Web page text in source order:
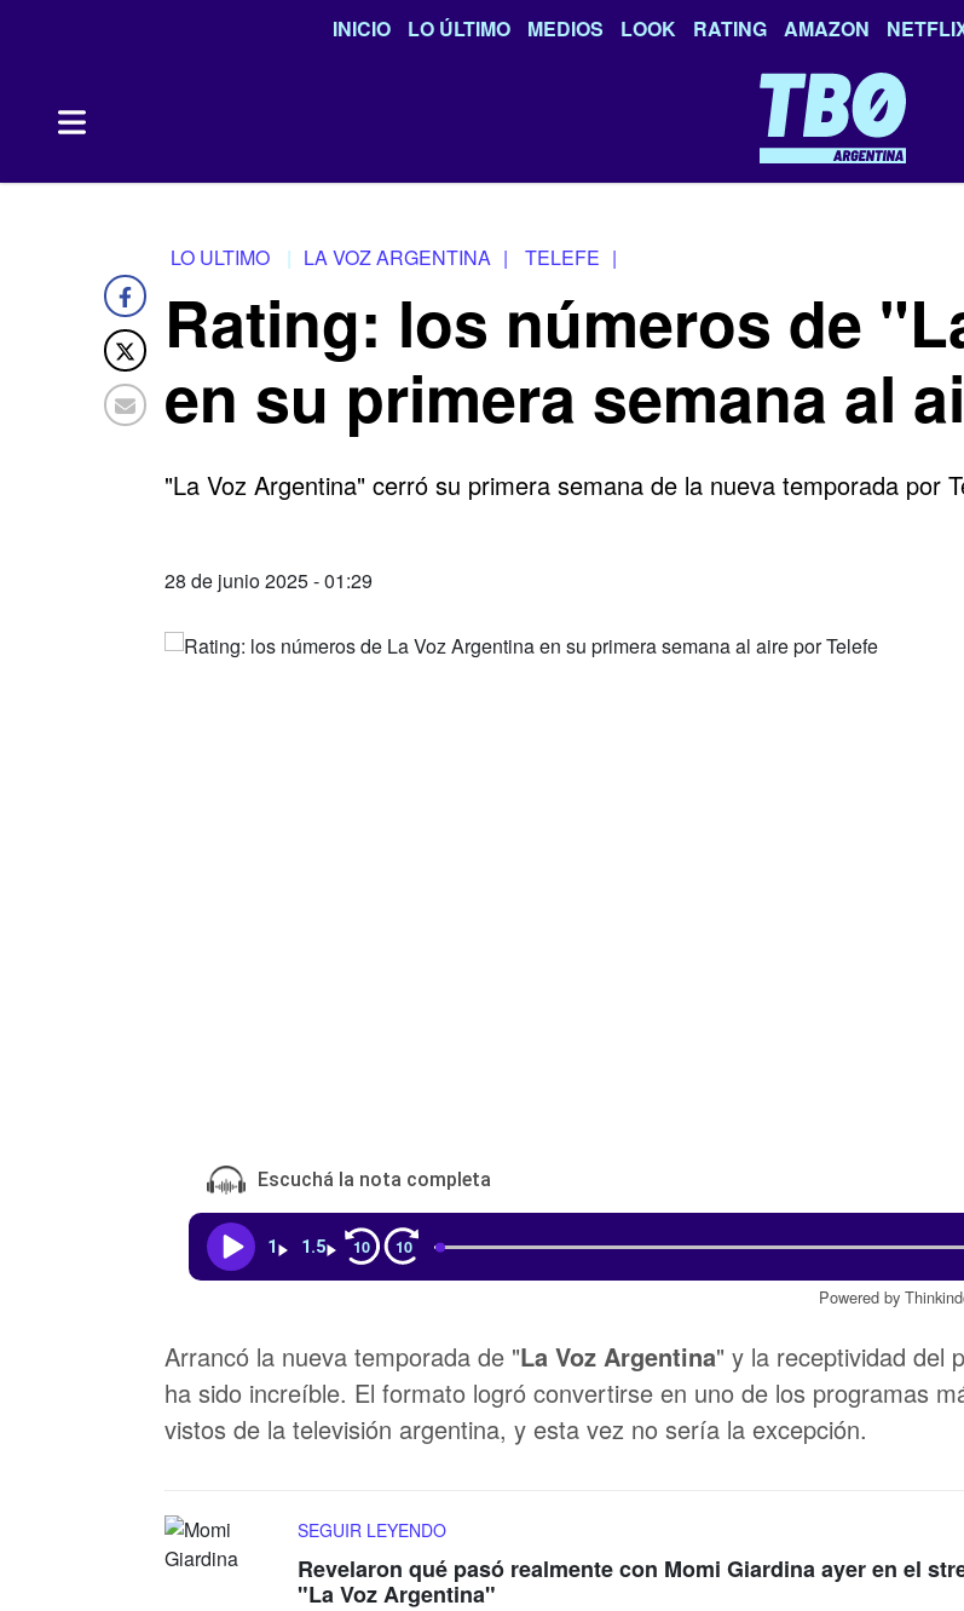
INICIO LO ÚLTIMO MEDIOS LOOK RATING AMAZON
LO ULTIMO LA VOZ ARGENTINA | TELEFE |
Rating: los números de
en su primera semana al
"La Voz Argentina" cerró su primera semana de la nueva temporada por
28 de junio 2025 - 01:29
Escuchá la nota completa
1 1.5 10 10
Powered by
Arrancó la nueva temporada de "La Voz Argentina" y la receptividad del
ha sido increíble. El formato logró convertirse en uno de los programas
vistos de la televisión argentina, y esta vez no sería la excepción.
SEGUIR LEYENDO
Revelaron qué pasó realmente con Momi Giardina ayer en el
"La Voz Argentina"